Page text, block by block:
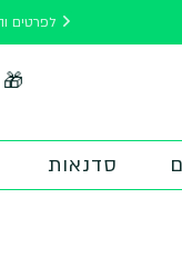
🎁
סדנאות